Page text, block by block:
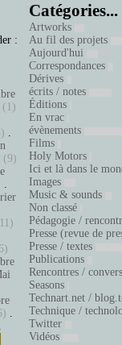
:
(1)
.
(9)
.
.
.
Catégories...
Artworks
Au fil des projets
Aujourd'hui
Correspondances
Dérives
écrits / notes
Éditions
En vrac
évènements
Films
Holy Motors
Ici et là dans le
Images
Music & sounds
Non classé
Pédagogie /
Presse (revue de
Presse / textes
Publications
Rencontres /
Seasons
Technart.net /
Technique /
Twitter
Vidéos